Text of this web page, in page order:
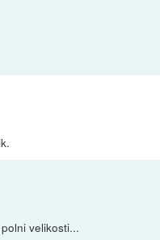
velikosti...